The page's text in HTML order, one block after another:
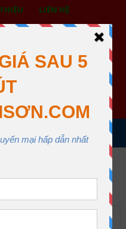
LIÊN HỆ
THÁI SƠN
QUẬN 12
MOM